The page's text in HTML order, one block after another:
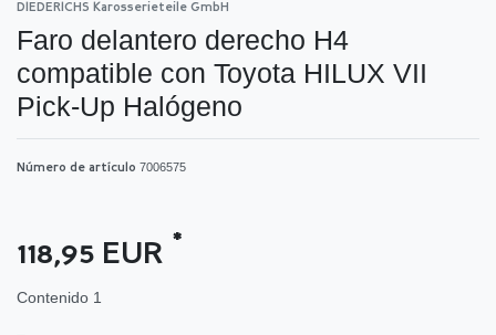
DIEDERICHS Karosserieteile GmbH
Faro delantero derecho H4
compatible con Toyota HILUX VII
Pick-Up Halógeno
Número de artículo 7006575
118,95 EUR *
Contenido 1